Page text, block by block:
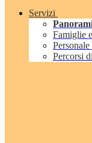
Servizi
Famiglie
Percorsi